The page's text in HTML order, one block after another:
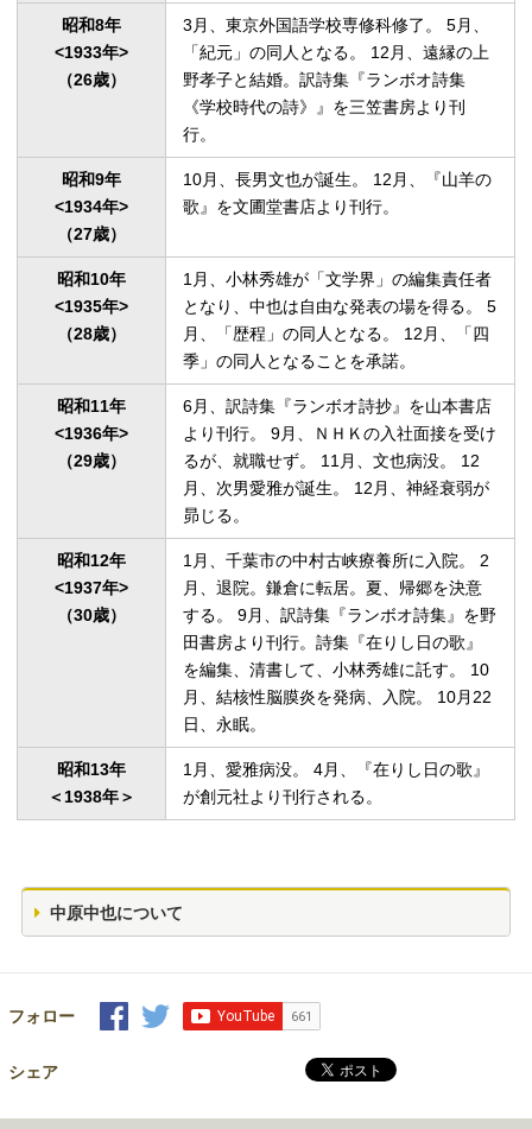
中原中也について
昭和8年
<1933年>
（26歳）
3月、東京外国語学校専修科修了。 5月、
「紀元」の同人となる。 12月、遠縁の上
野孝子と結婚。訳詩集『ランボオ詩集
《学校時代の詩》』を三笠書房より刊
行。
昭和9年
<1934年>
（27歳）
10月、長男文也が誕生。 12月、『山羊の
歌』を文圃堂書店より刊行。
昭和10年
<1935年>
（28歳）
1月、小林秀雄が「文学界」の編集責任者
となり、中也は自由な発表の場を得る。 5
月、「歴程」の同人となる。 12月、「四
季」の同人となることを承諾。
昭和11年
<1936年>
（29歳）
6月、訳詩集『ランボオ詩抄』を山本書店
より刊行。 9月、ＮＨＫの入社面接を受け
るが、就職せず。 11月、文也病没。 12
月、次男愛雅が誕生。 12月、神経衰弱が
昴じる。
昭和12年
<1937年>
（30歳）
1月、千葉市の中村古峡療養所に入院。 2
月、退院。鎌倉に転居。夏、帰郷を決意
する。 9月、訳詩集『ランボオ詩集』を野
田書房より刊行。詩集『在りし日の歌』
を編集、清書して、小林秀雄に託す。 10
月、結核性脳膜炎を発病、入院。 10月22
日、永眠。
昭和13年
＜1938年＞
1月、愛雅病没。 4月、『在りし日の歌』
が創元社より刊行される。
フォロー
シェア